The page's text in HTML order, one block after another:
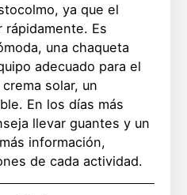
ya que el
rápidamente. Es
una chaqueta
adecuado para el
solar, un
En los días más
llevar guantes y un
información,
de cada actividad.